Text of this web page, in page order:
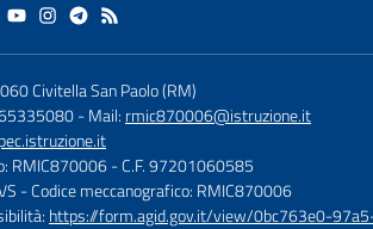
Civitella San Paolo (RM)
- Mail: rmic870006@istruzione.it
RMIC870006- C.F. 97201060585
- Codice meccanografico: RMIC870006
https://form.agid.gov.it/view/0bc763e0-